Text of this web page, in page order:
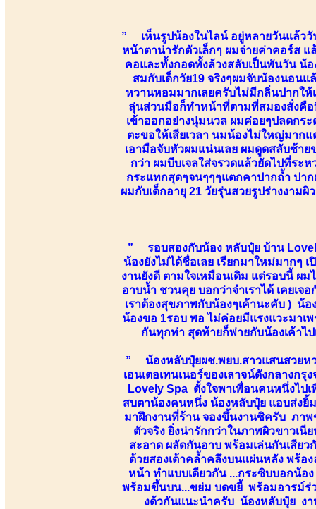
” เห็นรูปน้องในไลน์ อยู่หลายวันแล้ววั
หน้าตาน่ารักตัวเล็กๆ ผมจ่ายค่าคอร์ส
คอและทั้งกอดทั้งล้วงสลับเป็นพันวัน น้
สมกับเด็กวัย19 จริงๆผมจับน้องนอน
หวานหอมมากเลยครับไม่มีกลิ่นปากใ
ลุ่นส่วนมือก็ทำหน้าที่ตามที่สมองสั่งคือ
เข้าออกอย่างนุ่มนวล ผมค่อยๆปลดกร
ตะขอให้เสียเวลา นมน้องไม่ใหญ่มาก
เอามือจับหัวผมแน่นเลย ผมดูดสลับซ้า
กว่า ผมบีบเจลใส่จรวดแล้วยัดไปที่ระ
กระแทกสุดๆจนๆๆๆแตกคาปากถ้ำ ปา
ผมกับเด็กอายุ 21 วัยรุ่นสวยรูปร่างงาม
” รอบสองกับน้อง หลับปุ๋ย บ้าน
น้องยังไม่ได้ชื่อเลย เรียกมาใหม่มากๆ
งานยังดี ตามใจเหมือนเดิม แต่รอบนี้ ผม
อาบน้ำ ชวนคุย บอกว่าจำเราได้ เคยเ
เราต้องสุขภาพกับน้องๆเค้านะคับ ) น้
น้องขอ 1รอบ พอ ไม่ค่อยมีแรงแวะมาเ
กันทุกท่า สุดท้ายก็พ่ายกับน้องเค้าไ
” น้องหลับปุ๋ยผช.พยบ.สาวแสนสวยหว
เอนเตอเทนเนอร์ของเลาจน์ดังกลาง
Lovely Spa ตั้งใจพาเพื่อนคนหนึ่งไป
สบตาน้องคนหนึ่ง น้องหลับปุ๋ย แอบส่งยิ้
มาฝึกงานที่ร้าน จองขึ้นงานซิครับ ภาพ
ตัวจริง ยิ่งน่ารักกว่าในภาพผิวขาวเ
สะอาด ผลัดกันอาบ พร้อมเล่นกันเสีย
ด้วยสองเต้าคล้ำคลึงบนแผ่นหลัง พร้อ
หน้า ทำแบบเดียวกัน ...กระซิบบอกน้อ
พร้อมขึ้นบน...ขย่ม บดขยี้ พร้อมอารม์ร่ว
งด้วกันแนะนำครับ น้องหลับปุ๋ย งา